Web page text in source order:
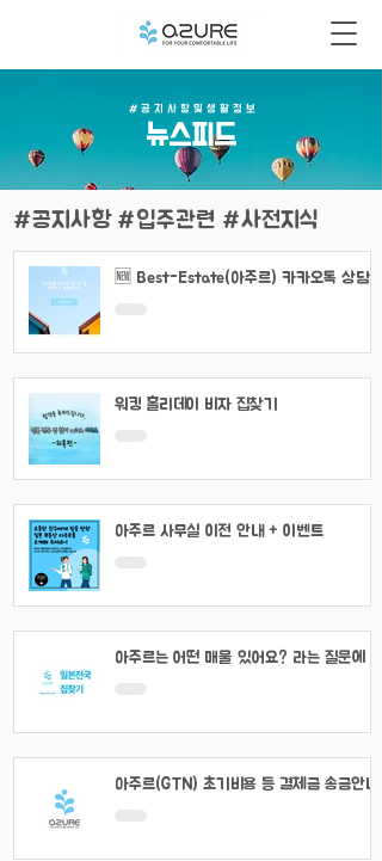
# 공 지 사 항 및 생 활 정 보
​뉴스피드
#공지사항 #입주관련 #사전지식
🆕 Best-Estate(아주르) 카카오톡 상담
워킹 홀리데이 비자 집찾기
아주르 사무실 이전 안내 + 이벤트
아주르는 어떤 매물 있어요? 라는 질문에 대
아주르(GTN) 초기비용 등 결제금 송금안내